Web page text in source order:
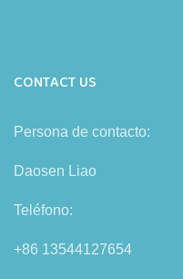
CONTACT US
Persona de contacto:
Daosen Liao
Teléfono:
+86 13544127654